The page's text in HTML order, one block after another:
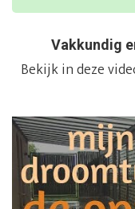
Vakkundig
Bekijk in deze